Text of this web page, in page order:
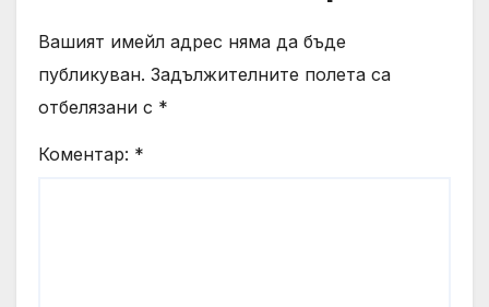
Вашият имейл адрес няма да бъде
публикуван. Задължителните полета са
отбелязани с *
Коментар: *